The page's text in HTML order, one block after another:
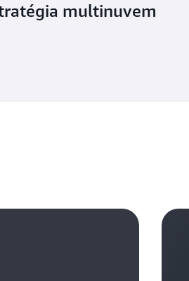
multinuvem